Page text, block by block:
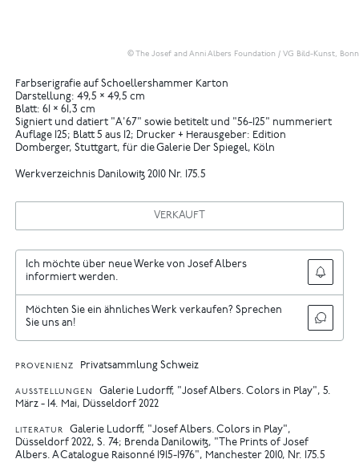
© The Josef and Anni Albers Foundation / VG Bild-Kunst, Bonn
Farbserigrafie auf Schoellershammer Karton
Darstellung: 49,5 × 49,5 cm
Blatt: 61 × 61,3 cm
Signiert und datiert "A'67" sowie betitelt und "56-125" nummeriert
Auflage 125; Blatt 5 aus 12; Drucker + Herausgeber: Edition
Domberger, Stuttgart, für die Galerie Der Spiegel, Köln
Werkverzeichnis Danilowitz 2010 Nr. 175.5
VERKAUFT
Ich möchte über neue Werke von Josef Albers
informiert werden.
Möchten Sie ein ähnliches Werk verkaufen? Sprechen
Sie uns an!
PROVENIENZ Privatsammlung Schweiz
AUSSTELLUNGEN
Galerie Ludorff, "Josef Albers. Colors in Play", 5.
März - 14. Mai, Düsseldorf 2022
LITERATUR
Galerie Ludorff, "Josef Albers. Colors in Play",
Düsseldorf 2022, S. 74
Brenda Danilowitz, "The Prints of Josef
Albers. A Catalogue Raisonné 1915-1976", Manchester 2010, Nr. 175.5